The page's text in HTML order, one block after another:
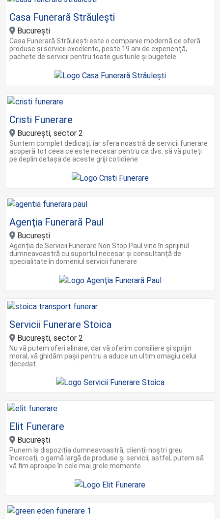
Casa Funerară Străulești
Bucureşti
Casa Funerară Străulești este o companie modernă ce oferă
produse și servicii excelente, peste 19 ani de experienţă,
pachete de servicii pentru toate gusturile și bugetele
Cristi Funerare
București, sector 2
Suntem complet dedicați, iar sfera noastră de servicii funerare
acoperă tot ceea ce este necesar pentru ca dvs. să vă puteți
pe deplin detașa de aceste griji cotidiene
Agenţia Funerară Paul
București
Agenția de Servicii Funerare Non Stop Paul vine în sprijinul
dumneavoastră cu suportul necesar și consultanță de
specialitate în domeniul servicii funerare
Servicii Funerare Stoica
București, sector 2
Nu vă putem oferi alinare, dar vă oferim consiliere și sprijin
moral, vă ghidăm pașii pentru a aduce un ultim omagiu celui
decedat.
Elit Funerare
Bucureşti
Punem la dispoziția dumneavoastră, clienții noștri greu
încercați, o gamă largă de produse și servicii, astfel, putem să
vă fim aproape în cele mai grele momente